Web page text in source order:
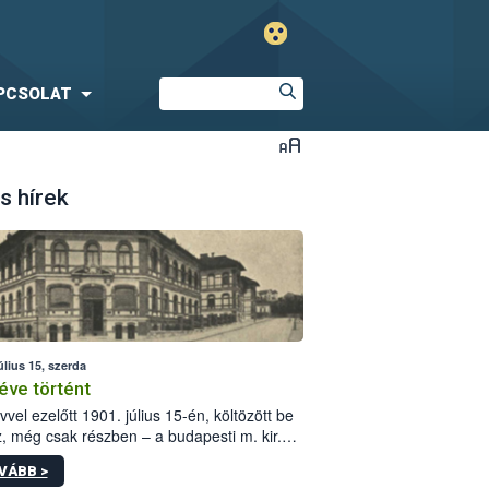
hírek
15, szerda
történt
ezelőtt 1901. július 15-én, költözött be
még csak részben – a budapesti m. kir.
állomás a Kis Rókus utca
alatti, Czigler Győző által tervezett új
>